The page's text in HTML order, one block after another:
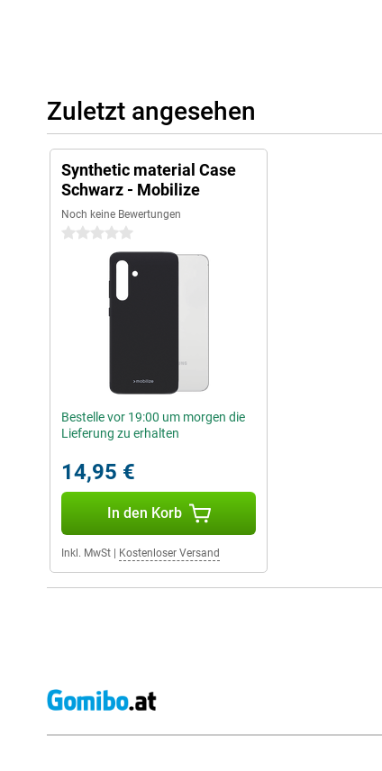
Zuletzt angesehen
Synthetic material Case
Schwarz - Mobilize
Noch keine Bewertungen
0 Sterne
Bestelle vor 19:00 um morgen die
Lieferung zu erhalten
14,95 €
In den Korb
Inkl. MwSt Kostenloser Versand